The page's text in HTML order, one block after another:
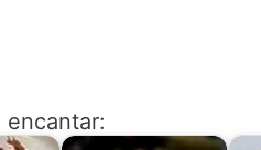
encantar: